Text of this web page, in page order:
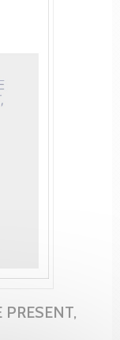
PRESENT,